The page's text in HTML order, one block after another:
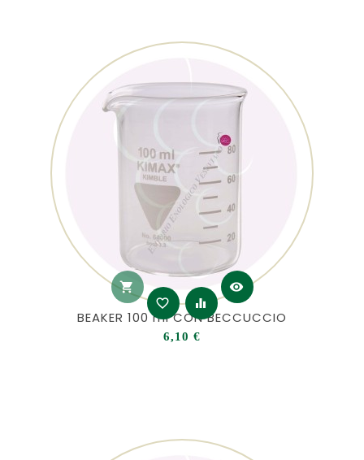
shopping_cart
favorite_border
equalizer
visibility
BEAKER 100 ml CON BECCUCCIO
6,10 €